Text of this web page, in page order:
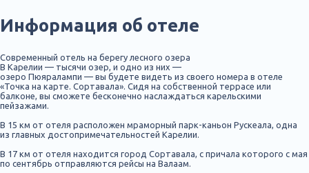
Информация об отеле
Современный отель на берегу лесного озера
В Карелии — тысячи озер, и одно из них —
озеро Пюяралампи — вы будете видеть из своего номера в отеле
«Точка на карте. Сортавала». Сидя на собственной террасе или
балконе, вы сможете бесконечно наслаждаться карельскими
пейзажами.
В 15 км от отеля расположен мраморный парк-каньон Рускеала, одна
из главных достопримечательностей Карелии.
В 17 км от отеля находится город Сортавала, с причала которого с мая
по сентябрь отправляются рейсы на Валаам.